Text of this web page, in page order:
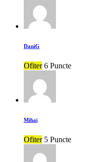
DaniG
Ofiter 6 Puncte
Mihai
Ofiter 5 Puncte